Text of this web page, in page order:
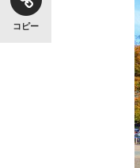
コピー